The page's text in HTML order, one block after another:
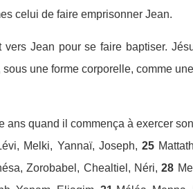
celui de faire emprisonner Jean.
vers Jean pour se faire baptiser.
une forme corporelle, comme
ans quand il commença à exercer
Melki, Yannaï, Joseph, 25
Zorobabel, Chealtiel, Néri, 28